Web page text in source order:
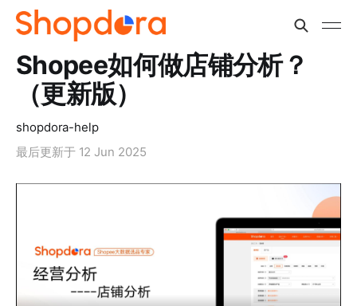
Shopee如何做店铺分析？
（更新版）
shopdora-help
最后更新于 12 Jun 2025